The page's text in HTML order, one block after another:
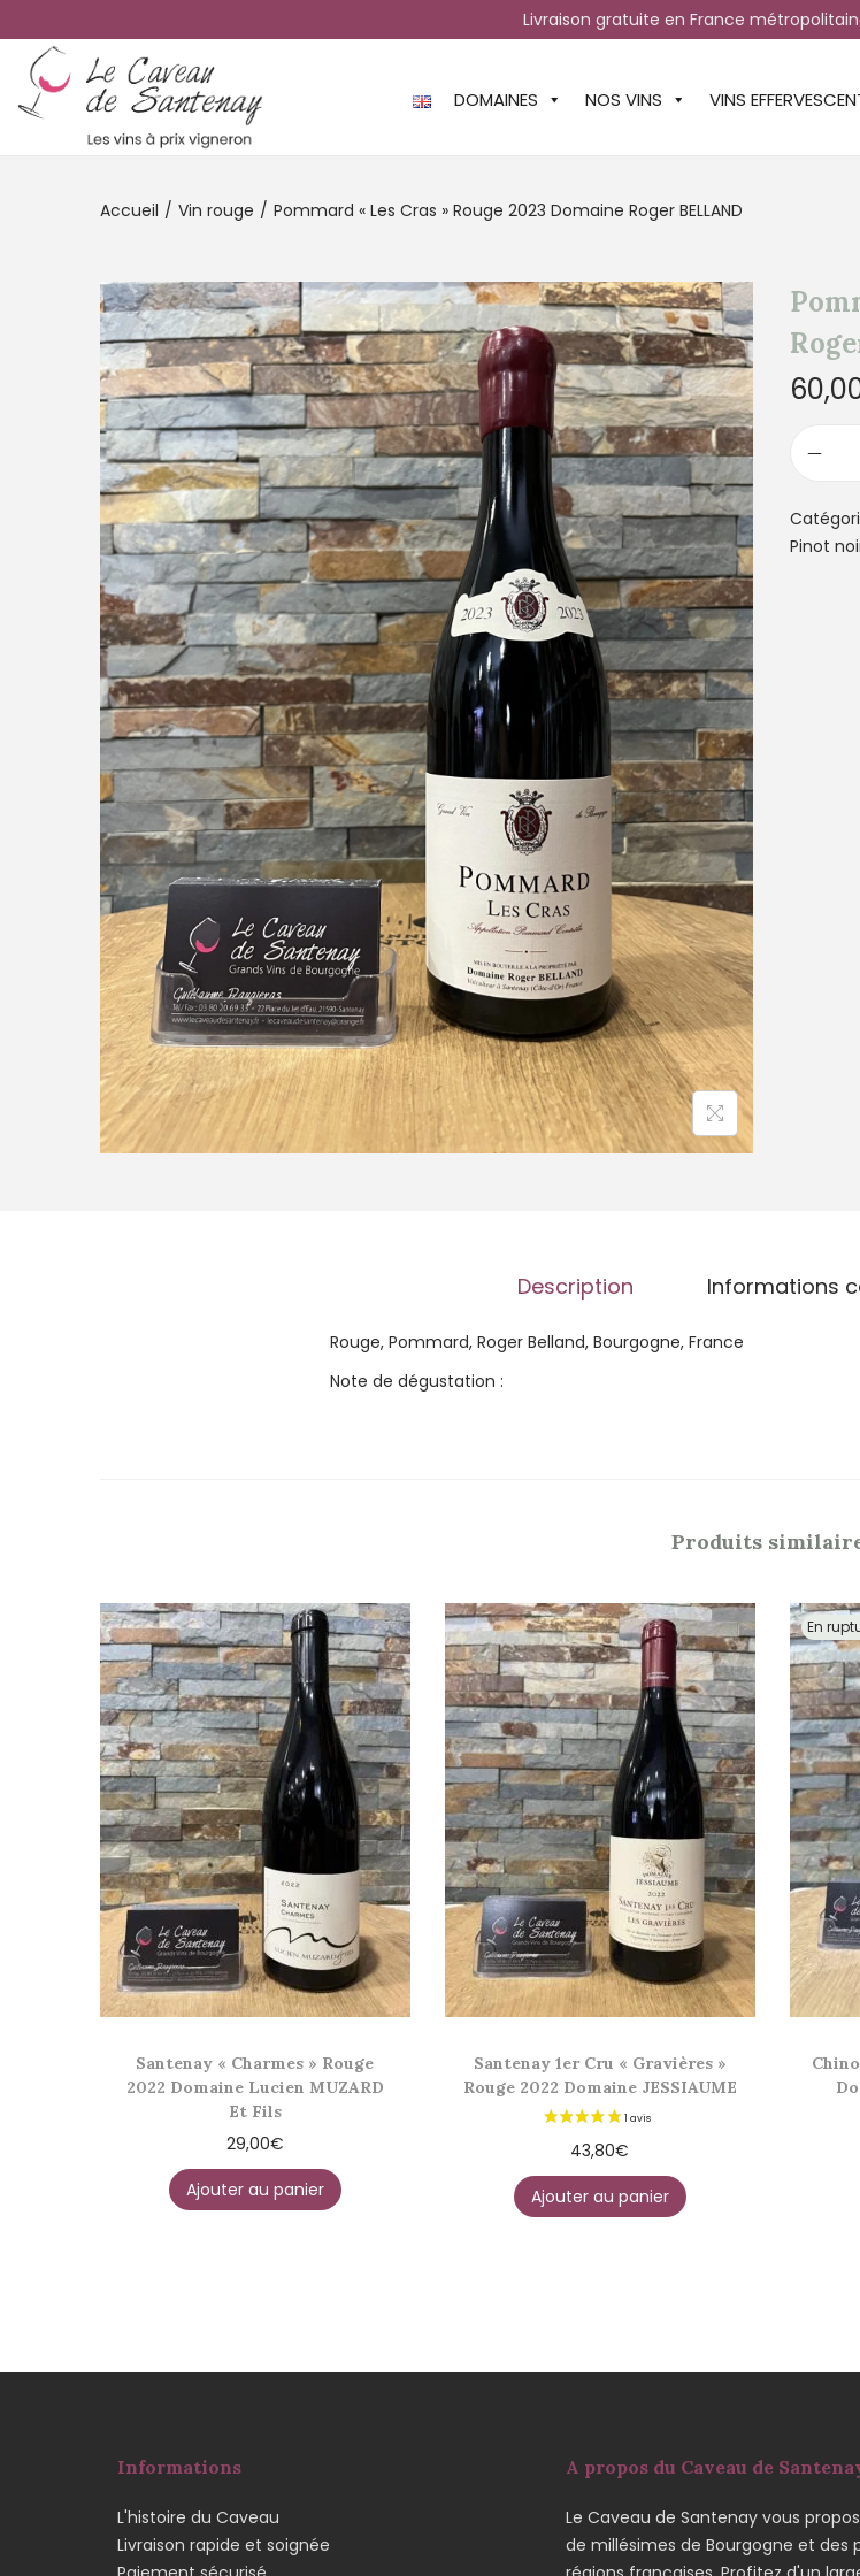
Livraison gratuite en France
DOMAINES NOS VINS VINS
Accueil / Vin rouge / Pommard « Les Cras » Rouge 2023 Domaine Roger BELLAND
Pinot
Description Informations
Rouge, Pommard, Roger Belland, Bourgogne, France
Note de dégustation :
Produits
Santenay « Charmes » Rouge
2022 Domaine Lucien MUZARD
Et Fils
29,00€
Ajouter au panier
Santenay 1er Cru « Gravières »
Rouge 2022 Domaine JESSIAUME
43,80€
Ajouter au panier
En
Informations
L'histoire du Caveau
Livraison rapide et soignée
A propos du Caveau de
Le Caveau de Santenay vous
de millésimes de Bourgogne et des